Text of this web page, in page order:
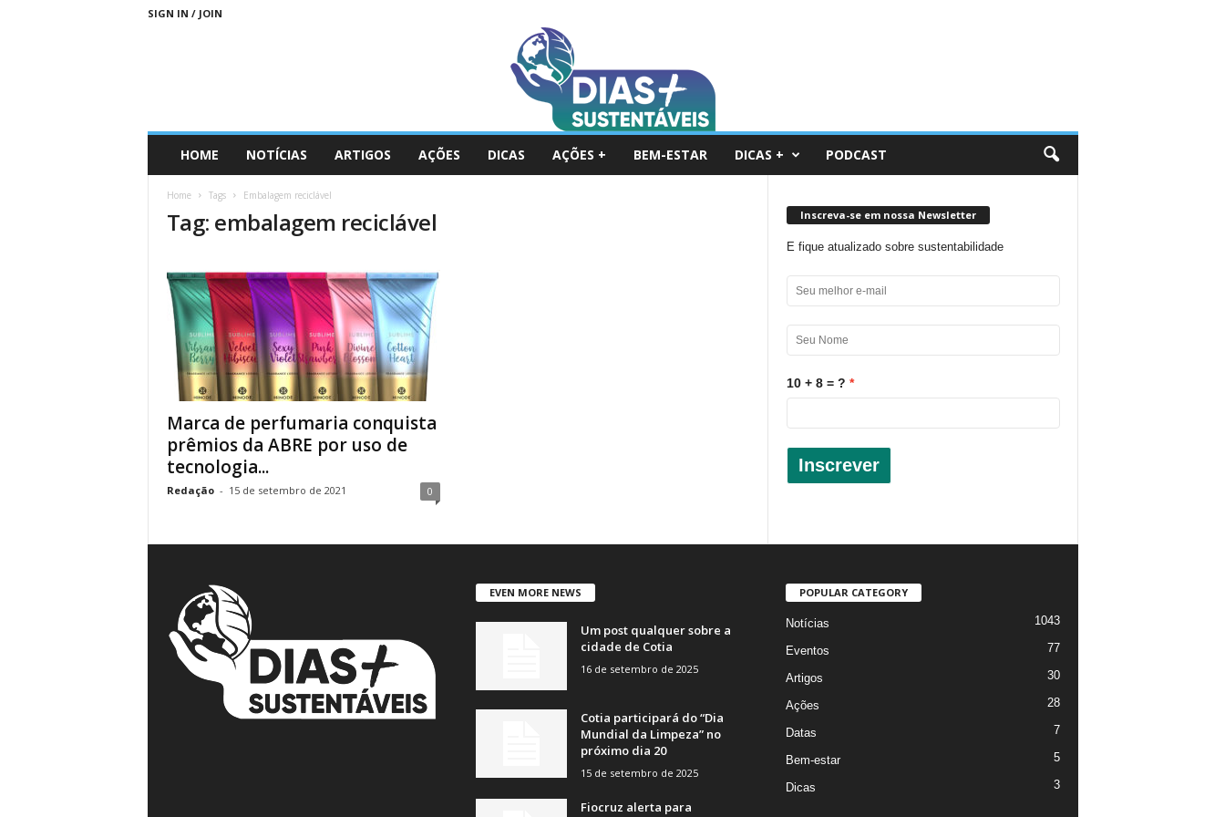
SIGN IN / JOIN
a
HOME NOTÍCIAS ARTIGOS AÇÕES DICAS AÇÕES + BEM-ESTAR DICAS + PODCAST
Home Tags Embalagem reciclável
Tag: embalagem reciclável
Marca de perfumaria conquista
prêmios da ABRE por uso de
tecnologia...
Redação - 15 de setembro de 2021 0
Inscreva-se em nossa Newsletter
E fique atualizado sobre sustentabilidade
10 + 8 = ?
Inscrever
EVEN MORE NEWS
Um post qualquer sobre a
cidade de Cotia
16 de setembro de 2025
Cotia participará do “Dia
Mundial da Limpeza” no
próximo dia 20
15 de setembro de 2025
Fiocruz alerta para
POPULAR CATEGORY
Notícias 1043
Eventos 77
Artigos 30
Ações 28
Datas 7
Bem-estar 5
Dicas 3